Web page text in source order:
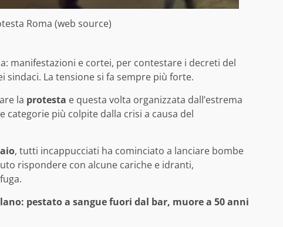
Roma (web source)
manifestazioni e cortei, per contestare i decreti del
sindaci. La tensione si fa sempre più forte.
la protesta e questa volta organizzata dall’estrema
categorie più colpite dalla crisi a causa del
, tutti incappucciati ha cominciato a lanciare bombe
rispondere con alcune cariche e idranti,
pestato a sangue fuori dal bar, muore a 50 anni